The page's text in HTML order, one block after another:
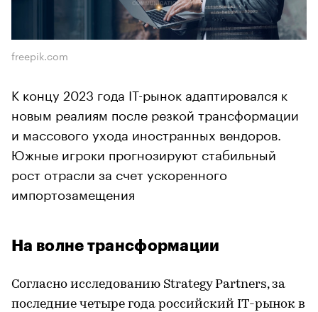
freepik.com
К концу 2023 года IТ-рынок адаптировался к
новым реалиям после резкой трансформации
и массового ухода иностранных вендоров.
Южные игроки прогнозируют стабильный
рост отрасли за счет ускоренного
импортозамещения
На волне трансформации
Согласно исследованию Strategy Partners, за
последние четыре года российский IТ-рынок в